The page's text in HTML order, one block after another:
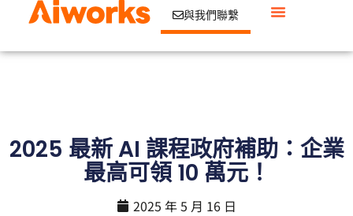
與我們聯繫
2025 最新 AI 課程政府補助：企業
最高可領 10 萬元！
2025 年 5 月 16 日